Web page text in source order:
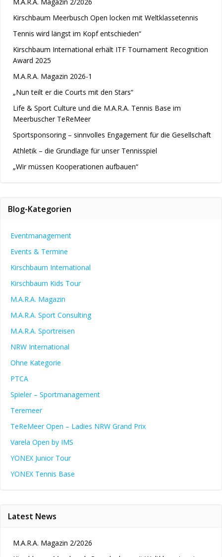
M.A.R.A. Magazin 2/2026
Kirschbaum Meerbusch Open locken mit Weltklassetennis
Tennis wird längst im Kopf entschieden“
Kirschbaum International erhält ITF Tournament Recognition
Award 2025
M.A.R.A. Magazin 2026-1
„Nun teilt er die Courts mit den Stars“
Life & Sport Culture und die M.A.R.A. Tennis Base im
Meerbuscher TeReMeer
Sportsponsoring – sinnvolles Engagement für die Gesellschaft
Athletik – die Grundlage für unser Tennisspiel
„Wir müssen Kooperationen aufbauen“
Blog-Kategorien
Eventmanagement
Events & Termine
Kirschbaum International
Kirschbaum Kids Tour
M.A.R.A. Magazin
M.A.R.A. Sport Consulting
M.A.R.A. Sportreisen
NRW International
Ohne Kategorie
PTCA
Spieler – Sportmanagement
Teremeer
TeReMeer Open – Ladies NRW Grand Prix
Varela Open by IMS
YONEX Junior Tour
YONEX Tennis Base
Latest News
M.A.R.A. Magazin 2/2026